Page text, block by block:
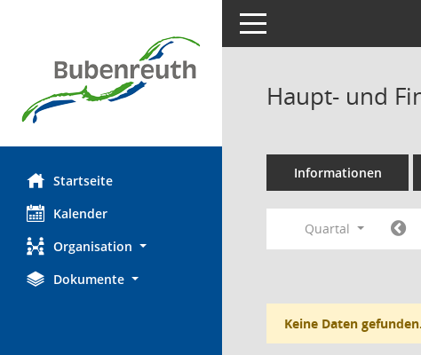
Startseite
Kalender
Organisation
Dokumente
Toggle navigation
Haupt- und
Informationen
Quartal
Keine Daten gefunden.